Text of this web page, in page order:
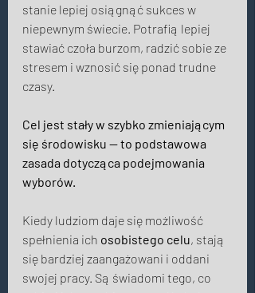
stanie lepiej osiągnąć sukces w
niepewnym świecie. Potrafią lepiej
stawiać czoła burzom, radzić sobie ze
stresem i wznosić się ponad trudne
czasy.
Cel jest stały w szybko zmieniającym
się środowisku — to podstawowa
zasada dotycząca podejmowania
wyborów.
Kiedy ludziom daje się możliwość
spełnienia ich osobistego celu, stają
się bardziej zaangażowani i oddani
swojej pracy. Są świadomi tego, co